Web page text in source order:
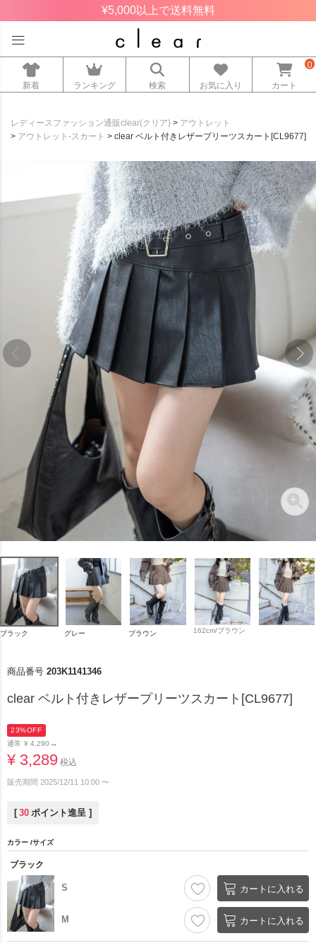
¥5,000以上で送料無料
新着 ランキング 検索 お気に入り カート
0
レディースファッション通販clear(クリア)
アウトレット
アウトレット-スカート
clear ベルト付きレザープリーツスカート[CL9677]
ブラック グレー ブラウン 162cm/ブラウン
商品番号 203K1141346
clear ベルト付きレザープリーツスカート[CL9677]
23%OFF
通常 ¥ 4,290 →
¥ 3,289 税込
販売期間 2025/12/11 10:00 〜
[ 30 ポイント進呈 ]
カラー サイズ
ブラック
S カートに入れる
M カートに入れる